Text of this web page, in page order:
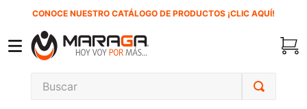
CONOCE NUESTRO CATÁLOGO DE PRODUCTOS ¡CLIC AQUÍ!
Buscar